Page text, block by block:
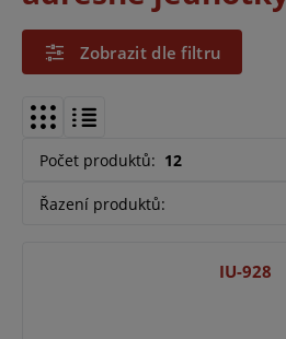
Zobrazit dle filtru
Počet produktů: 12
Řazení produktů:
IU-928